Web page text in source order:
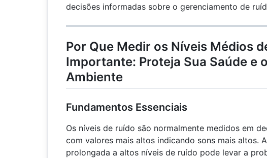
decisões informadas sobre o gerenciamento de
Por Que Medir os Níveis Médios
Importante: Proteja Sua Saúde e
Ambiente
Fundamentos Essenciais
Os níveis de ruído são normalmente medidos em
com valores mais altos indicando sons mais altos.
prolongada a altos níveis de ruído pode levar a